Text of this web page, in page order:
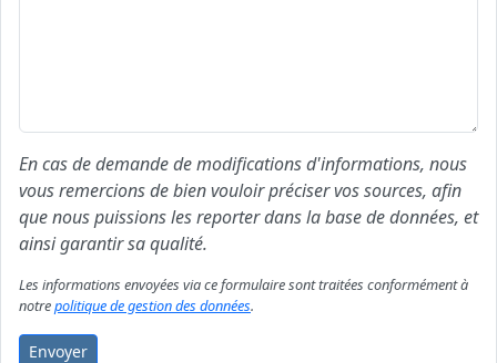
En cas de demande de modifications d'informations, nous
vous remercions de bien vouloir préciser vos sources, afin
que nous puissions les reporter dans la base de données, et
ainsi garantir sa qualité.
Les informations envoyées via ce formulaire sont traitées conformément à
notrepolitique de gestion des données.
Envoyer